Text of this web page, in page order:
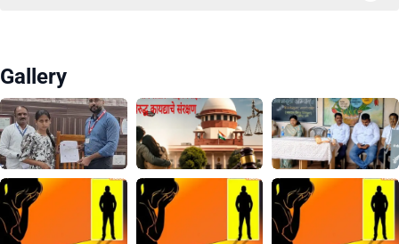
Gallery